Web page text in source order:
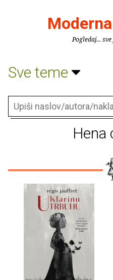
Pogledaj...
Sve teme
Hena